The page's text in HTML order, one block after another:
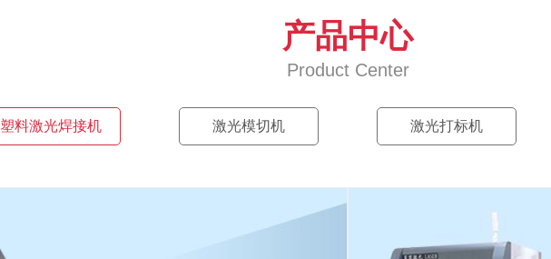
产品中心
Product Center
塑料激光焊接机 激光模切机 激光打标机